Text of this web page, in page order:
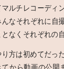
ルチレコーディ
なそれぞれに自
なくそれぞれの
方は初めてだっ
てから動画の公開